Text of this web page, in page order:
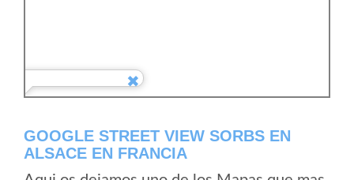
GOOGLE STREET VIEW SORBS EN
ALSACE EN FRANCIA